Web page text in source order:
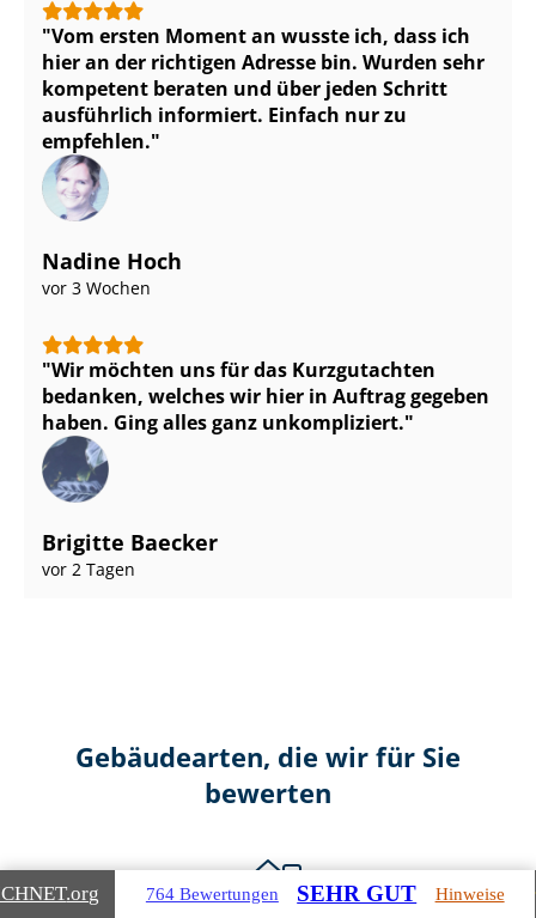
Vom ersten Moment an wusste ich, dass ich
hier an der richtigen Adresse bin. Wurden sehr
kompetent beraten und über jeden Schritt
ausführlich informiert. Einfach nur zu
empfehlen.
Nadine Hoch
vor 3 Wochen
Wir möchten uns für das Kurzgutachten
bedanken, welches wir hier in Auftrag gegeben
haben. Ging alles ganz unkompliziert.
Brigitte Baecker
vor 2 Tagen
Gebäudearten, die wir für Sie
bewerten
.org 764 Bewertungen SEHR GUT Hinweise